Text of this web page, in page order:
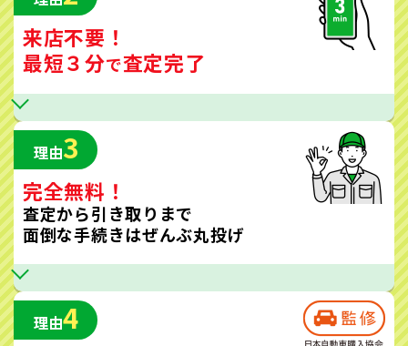
来店不要！
最短３分で査定完了
理由3
完全無料！
査定から引き取りまで
面倒な手続きはぜんぶ丸投げ
理由4